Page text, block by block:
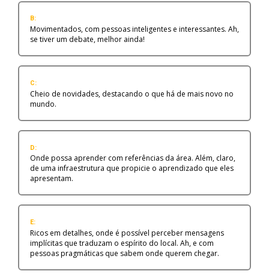
B:
Movimentados, com pessoas inteligentes e interessantes. Ah,
se tiver um debate, melhor ainda!
C:
Cheio de novidades, destacando o que há de mais novo no
mundo.
D:
Onde possa aprender com referências da área. Além, claro,
de uma infraestrutura que propicie o aprendizado que eles
apresentam.
E:
Ricos em detalhes, onde é possível perceber mensagens
implícitas que traduzam o espírito do local. Ah, e com
pessoas pragmáticas que sabem onde querem chegar.